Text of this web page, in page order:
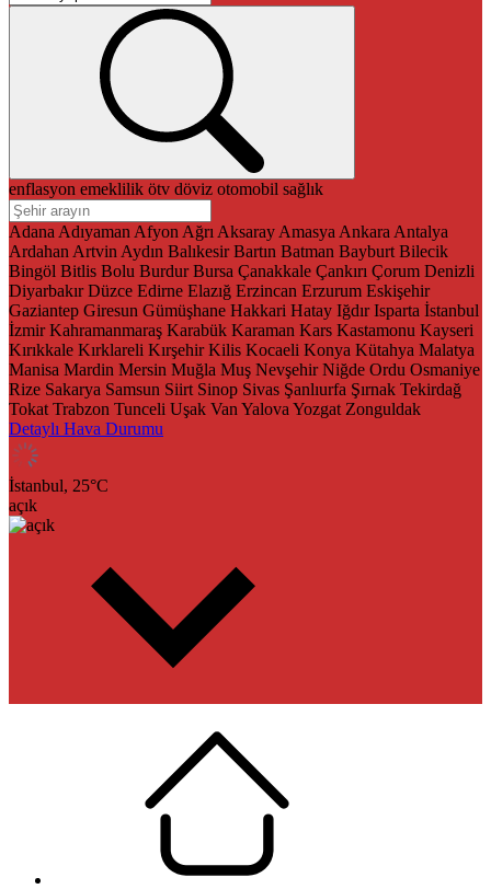
enflasyon emeklilik ötv döviz otomobil sağlık
Adana Adıyaman Afyon Ağrı Aksaray Amasya Ankara Antalya
Ardahan Artvin Aydın Balıkesir Bartın Batman Bayburt Bilecik
Bingöl Bitlis Bolu Burdur Bursa Çanakkale Çankırı Çorum Denizli
Diyarbakır Düzce Edirne Elazığ Erzincan Erzurum Eskişehir
Gaziantep Giresun Gümüşhane Hakkari Hatay Iğdır Isparta İstanbul
İzmir Kahramanmaraş Karabük Karaman Kars Kastamonu Kayseri
Kırıkkale Kırklareli Kırşehir Kilis Kocaeli Konya Kütahya Malatya
Manisa Mardin Mersin Muğla Muş Nevşehir Niğde Ordu Osmaniye
Rize Sakarya Samsun Siirt Sinop Sivas Şanlıurfa Şırnak Tekirdağ
Tokat Trabzon Tunceli Uşak Van Yalova Yozgat Zonguldak
Detaylı Hava Durumu
İstanbul, 25°C
açık